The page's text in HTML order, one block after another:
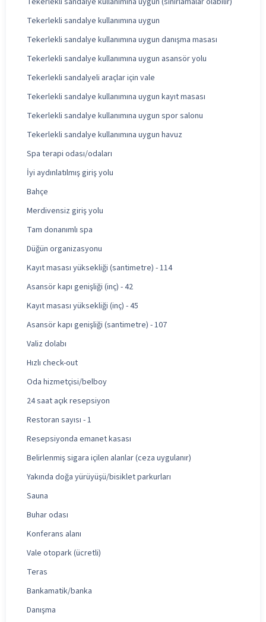
Tekerlekli sandalye kullanımına uygun
Tekerlekli sandalye kullanımına uygun danışma masası
Tekerlekli sandalye kullanımına uygun asansör yolu
Tekerlekli sandalyeli araçlar için vale
Tekerlekli sandalye kullanımına uygun kayıt masası
Tekerlekli sandalye kullanımına uygun spor salonu
Tekerlekli sandalye kullanımına uygun havuz
Spa terapi odası/odaları
İyi aydınlatılmış giriş yolu
Bahçe
Merdivensiz giriş yolu
Tam donanımlı spa
Düğün organizasyonu
Kayıt masası yüksekliği (santimetre) - 114
Asansör kapı genişliği (inç) - 42
Kayıt masası yüksekliği (inç) - 45
Asansör kapı genişliği (santimetre) - 107
Valiz dolabı
Hızlı check-out
Oda hizmetçisi/belboy
24 saat açık resepsiyon
Restoran sayısı - 1
Resepsiyonda emanet kasası
Belirlenmiş sigara içilen alanlar (ceza uygulanır)
Yakında doğa yürüyüşü/bisiklet parkurları
Sauna
Buhar odası
Konferans alanı
Vale otopark (ücretli)
Teras
Bankamatik/banka
Danışma